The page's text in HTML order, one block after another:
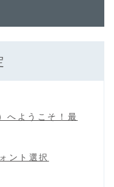
へようこそ！最
ント選択